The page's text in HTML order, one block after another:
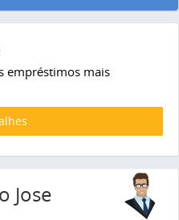
empréstimos mais
Jose